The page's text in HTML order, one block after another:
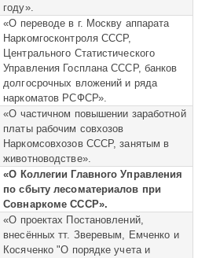
году».
«О переводе в г. Москву аппарата
Наркомгосконтроля СССР,
Центрального Статистического
Управления Госплана СССР, банков
долгосрочных вложений и ряда
наркоматов РСФСР».
«О частичном повышении заработной
платы рабочим совхозов
Наркомсовхозов СССР, занятым в
животноводстве».
«О Коллегии Главного Управления
по сбыту лесоматериалов при
Совнаркоме СССР».
«О проектах Постановлений,
внесённых тт. Зверевым, Емченко и
Косяченко "О порядке учета и